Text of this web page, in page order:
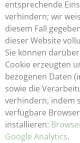
entsprechende
verhindern; wir
diesem Fall
dieser Website
Sie können
Cookie erzeugten
bezogenen Daten
sowie die
verhindern, indem
verfügbare
installieren:
Google Analytics.